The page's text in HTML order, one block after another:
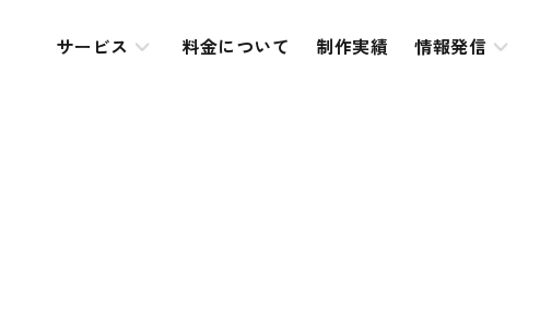
サービス 料金について 制作実績 情報発信